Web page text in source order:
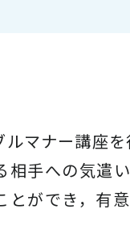
マナー講座
相手への気遣
とができ，有